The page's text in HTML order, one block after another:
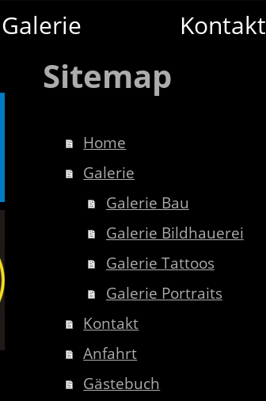
Galerie Kontakt
Sitemap
Home
Galerie
Galerie Bau
Galerie Bildhauerei
Galerie Tattoos
Galerie Portraits
Kontakt
Anfahrt
Gästebuch